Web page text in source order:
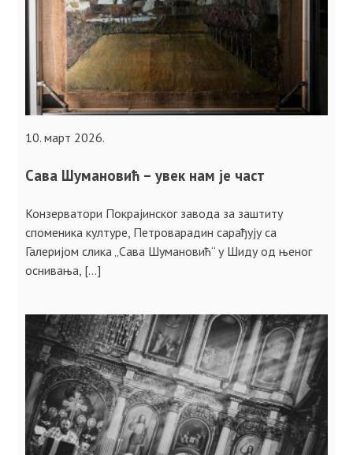
10. март 2026.
Сава Шумановић – увек нам је част
Конзерватори Покрајинског завода за заштиту
споменика културе, Петроварадин сарађују са
Галеријом слика „Сава Шумановић“ у Шиду од њеног
оснивања, […]